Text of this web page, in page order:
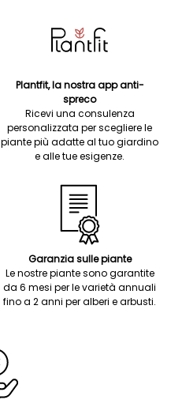
Plantfit, la nostra app anti-
spreco
Ricevi una consulenza
personalizzata per scegliere le
piante più adatte al tuo giardino
e alle tue esigenze.
Garanzia sulle piante
Le nostre piante sono garantite
da 6 mesi per le varietà annuali
fino a 2 anni per alberi e arbusti.